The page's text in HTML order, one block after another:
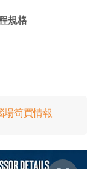
規格
場筍買情報